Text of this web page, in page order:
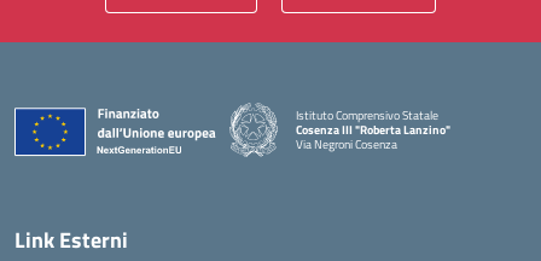
Istituto Comprensivo Statale
Cosenza III "Roberta Lanzino"
Via Negroni Cosenza
— Visita la pagina iniziale della scuola
Link Esterni